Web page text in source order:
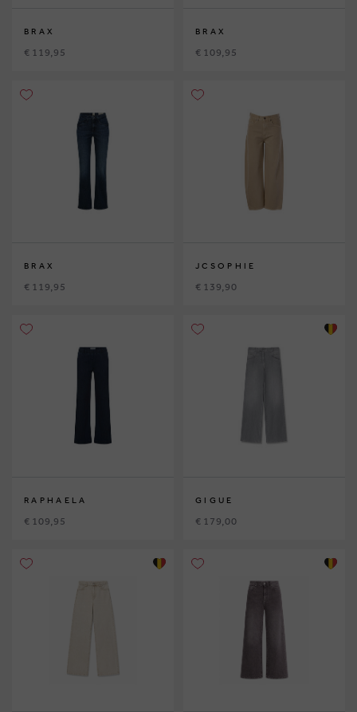
BRAX
€ 119,95
BRAX
€ 109,95
BRAX
€ 119,95
JCSOPHIE
€ 139,90
RAPHAELA
€ 109,95
GIGUE
€ 179,00